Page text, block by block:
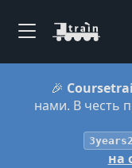
🎉
нами. В честь
на